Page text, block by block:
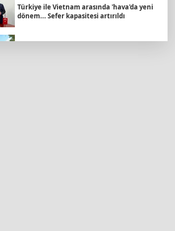
Türkiye ile Vietnam arasında 'hava'da yeni
dönem... Sefer kapasitesi artırıldı